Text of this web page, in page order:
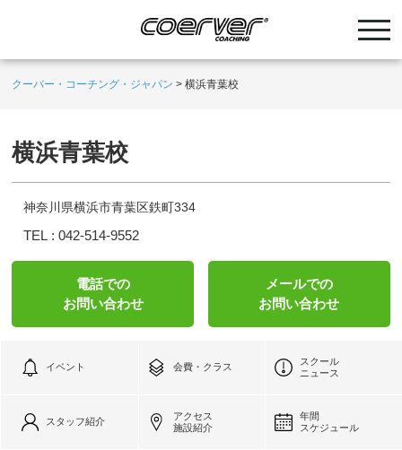
クーバー・コーチング・ジャパン >横浜青葉校
横浜青葉校
神奈川県横浜市青葉区鉄町334
TEL :042-514-9552
電話での
お問い合わせ
メールでの
お問い合わせ
イベント 会費・クラス
スクール
ニュース
スタッフ紹介
アクセス
施設紹介
年間
スケジュール